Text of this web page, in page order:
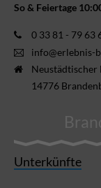
So & Feiertage
0 33 81 - 79 63
info@erlebnis-
Neustädtischer
14776
Unterkünfte